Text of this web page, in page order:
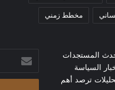
مخطط زمني
المستجدات
السياسة
ترصد أهم
بريدك
الإلكتروني